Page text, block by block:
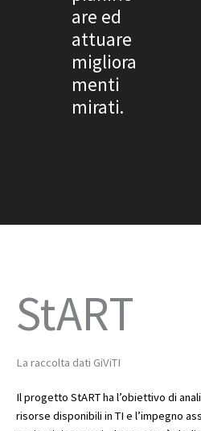
are ed
attuare
migliora
menti
mirati.
StART
La raccolta dati GiViTI
Il progetto StART ha l’obiettivo di
risorse disponibili in TI e l’impegno